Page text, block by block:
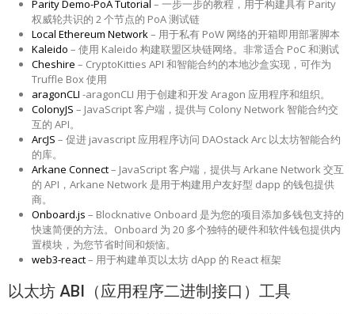
Parity Demo-PoA Tutorial – 一步一步的教程，用于构建具有 Parity
权威轮共识的 2 个节点的 PoA 测试链
Local Ethereum Network– 用于私有 PoW 网络的开箱即用部署脚本
Kaleido – 使用 Kaleido 构建联盟区块链网络。非常适合 PoC 和测试
Cheshire – CryptoKitties API 和智能合约的本地沙盒实现，可作为
Truffle Box 使用
aragonCLI -aragonCLI 用于创建和开发 Aragon 应用程序和组织。
ColonyJS – JavaScript 客户端，提供与 Colony Network 智能合约交
互的 API。
ArcJS – 促进 javascript 应用程序访问 DAOstack Arc 以太坊智能合约
的库。
Arkane Connect– JavaScript 客户端，提供与 Arkane Network 交互
的 API，Arkane Network 是用于构建用户友好型 dapp 的钱包提供
商。
Onboard.js – Blocknative Onboard 是为您的项目添加多钱包支持的
快速简便的方法。Onboard 为 20 多个独特的硬件和软件钱包提供内
置模块，为您节省时间和烦恼。
web3-react– 用于构建单页以太坊 dApp 的 React 框架
以太坊 ABI（应用程序二进制接口）工具